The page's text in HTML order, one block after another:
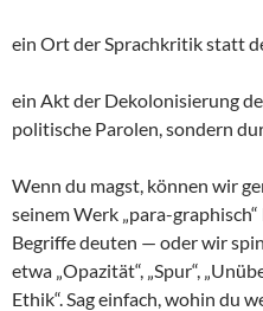
ein Ort der Sprachkritik statt
ein Akt der Dekolonisierung
politische Parolen, sondern
Wenn du magst, können wir
seinem Werk „para-
Begriffe deuten — oder wir
etwa „Opazität“, „Spur“,
Ethik“. Sag einfach, wohin du